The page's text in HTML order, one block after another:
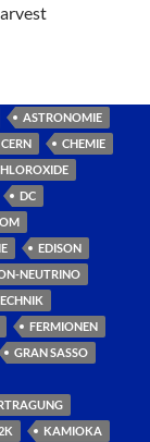
ASTRONOMIE
CERN
CHEMIE
DC
EDISON
NEUTRINO
FERMIONEN
GRAN SASSO
KAMIOKA